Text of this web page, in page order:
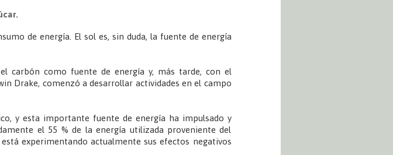
de energía. El sol es, sin duda, la fuente de energía
carbón como fuente de energía y, más tarde, con el
Drake, comenzó a desarrollar actividades en el campo
y esta importante fuente de energía ha impulsado y
el 55 % de la energía utilizada proveniente del
experimentando actualmente sus efectos negativos